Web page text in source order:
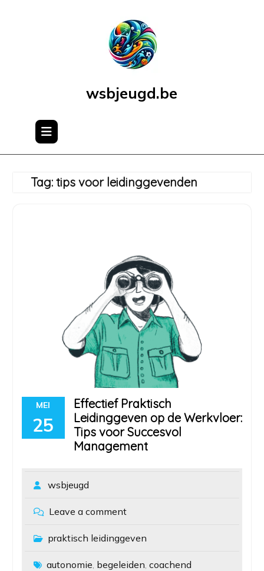
wsbjeugd.be
Tag: tips voor leidinggevenden
MEI
25
Effectief Praktisch
Leidinggeven op de Werkvloer:
Tips voor Succesvol
Management
wsbjeugd
Leave a comment
praktisch leidinggeven
autonomie, begeleiden, coachend